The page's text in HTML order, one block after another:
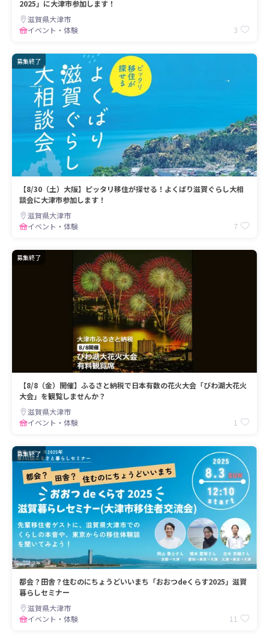
2025」に大津市参加します！
滋賀県大津市
イベント・体験
3
募集終了
【8/30（土）大阪】ピッタリ移住が探せる！よくばり滋賀ぐらし大相
談会に大津市参加します！
滋賀県大津市
イベント・体験
7
募集終了
【8/8（金）開催】ふるさと納税で日本有数の花火大会「びわ湖大花火
大会」を観覧しませんか？
滋賀県大津市
イベント・体験
1
募集終了
都会？田舎？住むのにちょうどいいまち「おおつdeくらす2025」滋賀
暮らしセミナー
滋賀県大津市
イベント・体験
11